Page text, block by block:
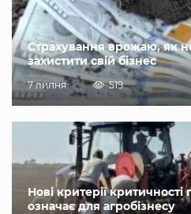
Страхування врожаю, як
захистити свій бізнес
7 липня 519
Нові критерії
означає для агробізнесу